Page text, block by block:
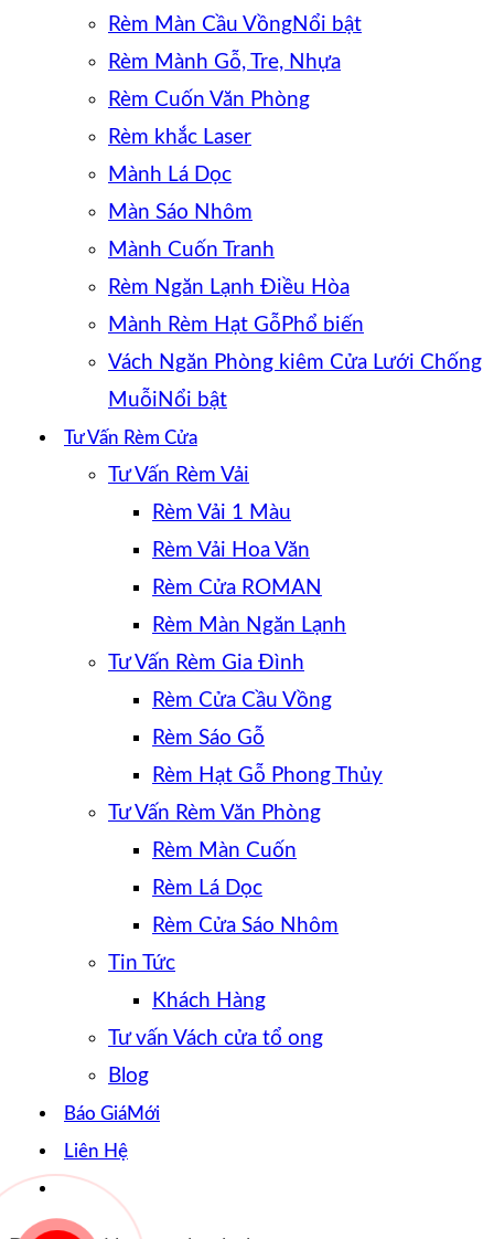
Rèm Màn Cầu Vồng
Rèm Mành Gỗ, Tre, Nhựa
Rèm Cuốn Văn Phòng
Rèm khắc Laser
Mành Lá Dọc
Màn Sáo Nhôm
Mành Cuốn Tranh
Rèm Ngăn Lạnh Điều Hòa
Mành Rèm Hạt Gỗ
Vách Ngăn Phòng kiêm Cửa Lưới Chống
Muỗi
Tư Vấn Rèm Cửa
Tư Vấn Rèm Vải
Rèm Vải 1 Màu
Rèm Vải Hoa Văn
Rèm Cửa ROMAN
Rèm Màn Ngăn Lạnh
Tư Vấn Rèm Gia Đình
Rèm Cửa Cầu Vồng
Rèm Sáo Gỗ
Rèm Hạt Gỗ Phong Thủy
Tư Vấn Rèm Văn Phòng
Rèm Màn Cuốn
Rèm Lá Dọc
Rèm Cửa Sáo Nhôm
Tin Tức
Khách Hàng
Tư vấn Vách cửa tổ ong
Blog
Báo Giá
Liên Hệ